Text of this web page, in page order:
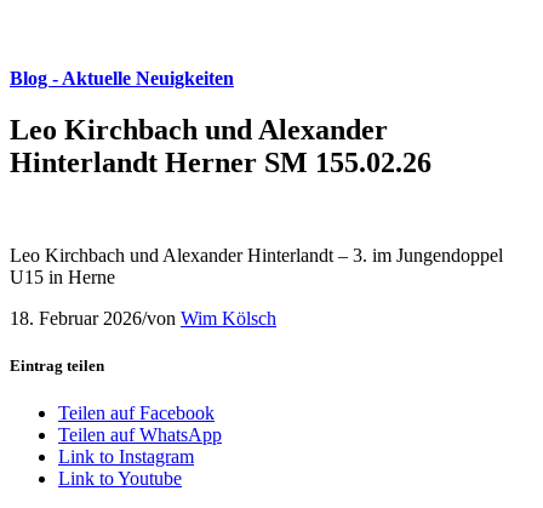
Blog - Aktuelle Neuigkeiten
Leo Kirchbach und Alexander
Hinterlandt Herner SM 155.02.26
Leo Kirchbach und Alexander Hinterlandt – 3. im Jungendoppel
U15 in Herne
18. Februar 2026/von Wim Kölsch
Eintrag teilen
Teilen auf Facebook
Teilen auf WhatsApp
Link to Instagram
Link to Youtube